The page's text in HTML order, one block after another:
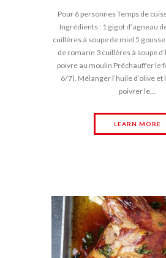
Pour 6 personnes Temps de
Ingrédients : 1 gigot d’agneau
cuillères à soupe de miel 5
de romarin 3 cuillères à soupe
poivre au moulin Préchauffer le
6/7). Mélanger l’huile d’olive et
poivrer le…
LEARN MORE